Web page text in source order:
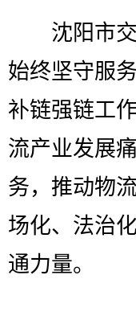
沈阳市交
始终坚守服
补链强链工
流产业发展
务，推动物
场化、法治
通力量。